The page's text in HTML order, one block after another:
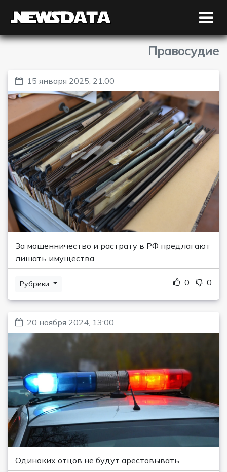
Правосудие
15 января 2025, 21:00
За мошенничество и растрату в РФ предлагают
лишать имущества
Рубрики 0 0
20 ноября 2024, 13:00
Одиноких отцов не будут арестовывать